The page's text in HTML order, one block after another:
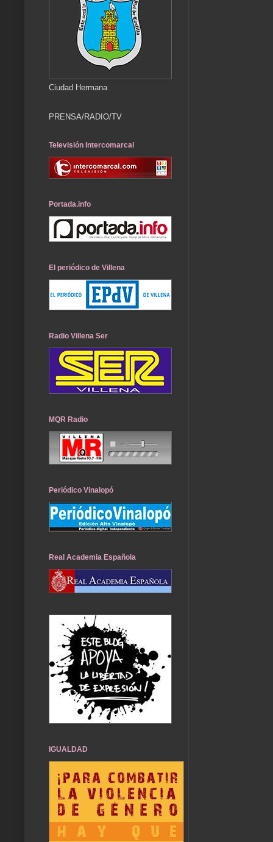
Ciudad Hermana
PRENSA/RADIO/TV
Televisión Intercomarcal
Portada.info
El periódico de Villena
Radio Villena Ser
MQR Radio
Periódico Vinalopó
Real Academia Española
IGUALDAD